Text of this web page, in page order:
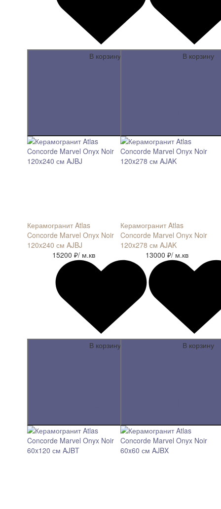
В корзину В корзину
Керамогранит Atlas
Concorde Marvel Onyx Noir
120x240 см AJBJ
15200 ₽/ м.кв
В корзину
Керамогранит Atlas
Concorde Marvel Onyx Noir
120x278 см AJAK
13000 ₽/ м.кв
В корзину